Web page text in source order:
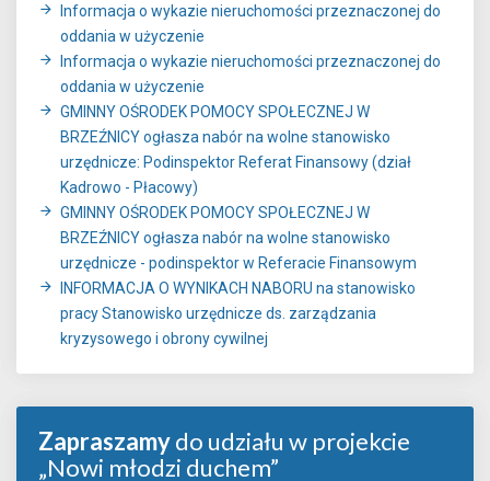
Informacja o wykazie nieruchomości przeznaczonej do
oddania w użyczenie
Informacja o wykazie nieruchomości przeznaczonej do
oddania w użyczenie
GMINNY OŚRODEK POMOCY SPOŁECZNEJ W
BRZEŹNICY ogłasza nabór na wolne stanowisko
urzędnicze: Podinspektor Referat Finansowy (dział
Kadrowo - Płacowy)
GMINNY OŚRODEK POMOCY SPOŁECZNEJ W
BRZEŹNICY ogłasza nabór na wolne stanowisko
urzędnicze - podinspektor w Referacie Finansowym
INFORMACJA O WYNIKACH NABORU na stanowisko
pracy Stanowisko urzędnicze ds. zarządzania
kryzysowego i obrony cywilnej
Zapraszamydo udziału w projekcie
„Nowi młodzi duchem”